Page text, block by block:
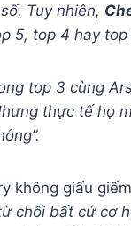
Tuy nhiên,
5, top 4 hay top
top 3 cùng
thực tế họ
không giấu
chối bất cứ cơ